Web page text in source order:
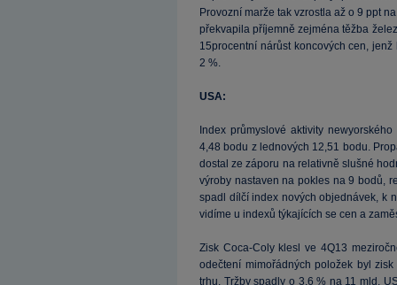
Provozní marže tak vzrostla až o 9 ppt
překvapila příjemně zejména těžba
15procentní nárůst koncových cen,
2 %.
USA:
Index průmyslové aktivity
4,48 bodu z lednových 12,51 bodu.
dostal ze záporu na relativně slušné
výroby nastaven na pokles na 9 bodů,
spadl dílčí index nových objednávek, k
vidíme u indexů týkajících se cen a
Zisk Coca-Coly klesl ve 4Q13
odečtení mimořádných položek byl
trhu. Tržby spadly o 3,6 % na 11 mld.